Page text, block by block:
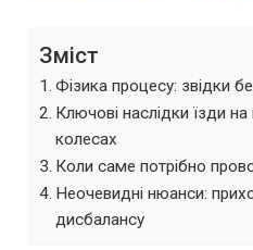
Зміст
Фізика процесу: звідки
Ключові наслідки їзди
колесах
Коли саме потрібно
Неочевидні нюанси:
дисбалансу